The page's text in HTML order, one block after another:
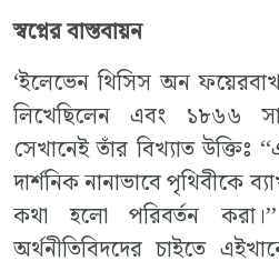
স্বপ্নের বাস্তবায়ন
‘ইলেভেন থিসিস অন
লিখেছিলেন এবং ১৮৬৬
সেখানেই তাঁর বিখ্যাত উক্তিঃ
দার্শনিক নানাভাবে পৃথিবীকে
কথা হলো পরিবর্তন
অর্থনীতিবিদদের চাইতে